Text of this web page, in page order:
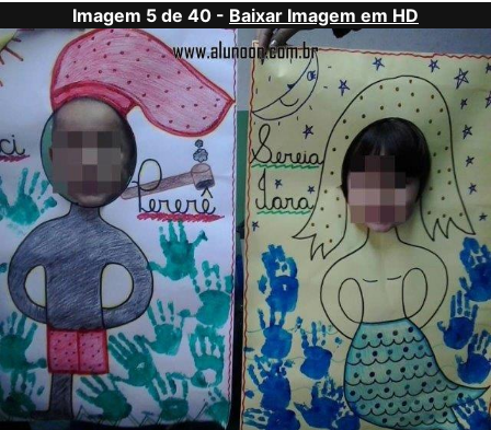
Imagem 5 de 40 - Baixar Imagem em HD